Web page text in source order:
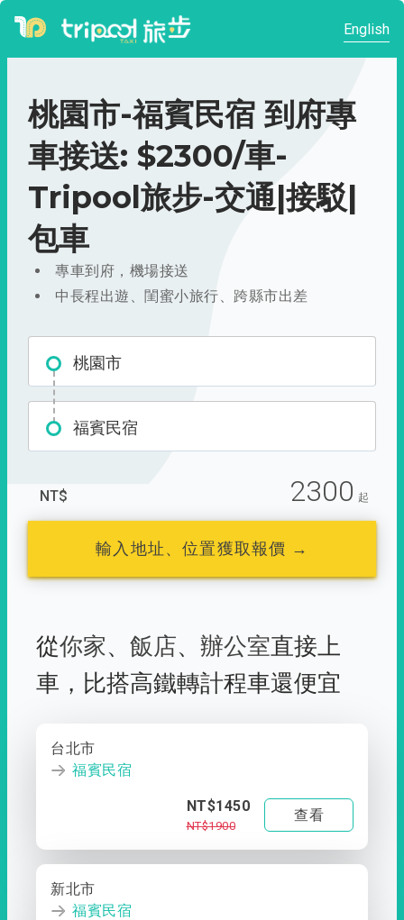
English
桃園市-福賓民宿 到府專
車接送: $2300/車-
Tripool旅步-交通|接駁|
包車
專車到府，機場接送
中長程出遊、閨蜜小旅行、跨縣市出差
桃園市
福賓民宿
NT$ 2300 起
輸入地址、位置獲取報價 →
從你家、 飯店、 辦公室直接上
車， 比搭高鐵轉計程車還便宜
台北市
福賓民宿
NT$1450
NT$1900
查看
新北市
福賓民宿